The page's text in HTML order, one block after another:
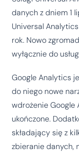
danych z dniem 1
Universal
rok. Nowo
wyłącznie do
Google Analytics
do niego nowe
wdrożenie
ukończone.
składający się z
zbieranie danych,